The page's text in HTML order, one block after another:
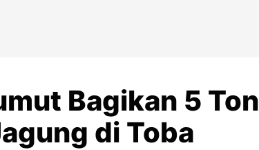
Bagikan 5 Ton
di Toba